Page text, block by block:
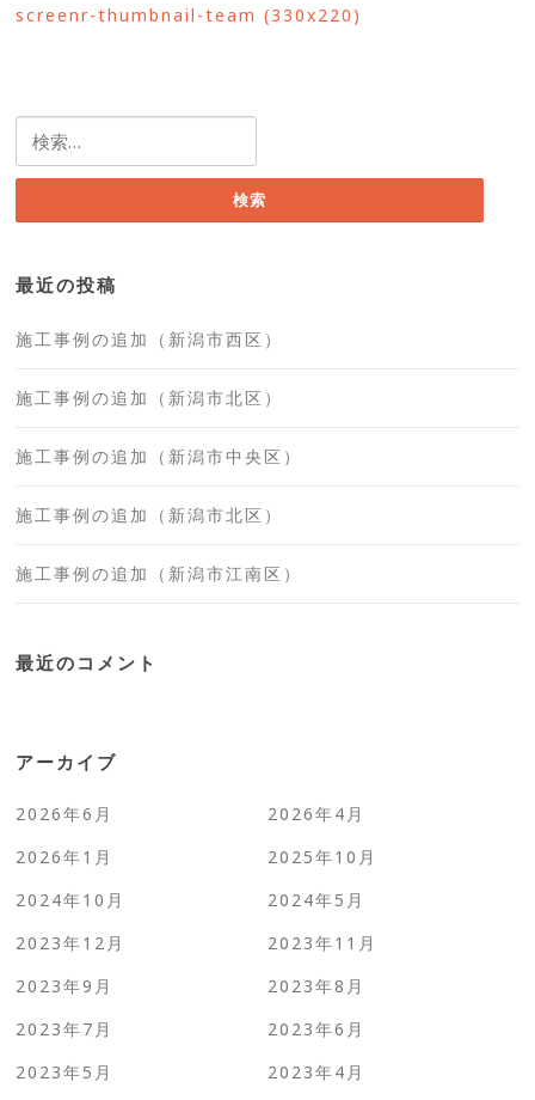
screenr-thumbnail-team (330x220)
索:
最近の投稿
施工事例の追加（新潟市西区）
施工事例の追加（新潟市北区）
施工事例の追加（新潟市中央区）
施工事例の追加（新潟市北区）
施工事例の追加（新潟市江南区）
最近のコメント
アーカイブ
2026年6月
2026年4月
2026年1月
2025年10月
2024年10月
2024年5月
2023年12月
2023年11月
2023年9月
2023年8月
2023年7月
2023年6月
2023年5月
2023年4月